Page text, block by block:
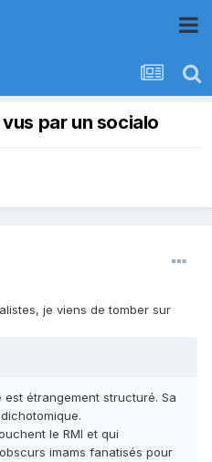
par un socialo
je viens de tomber sur
étrangement structuré. Sa
le RMI et qui
imams fanatisés pour